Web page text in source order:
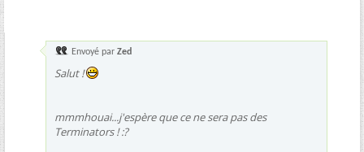
Envoyé par Zed
Salut !
mmmhouai...j'espère que ce ne sera pas des
Terminators ! :?